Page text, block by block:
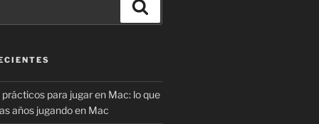
para jugar en Mac: lo que
años jugando en Mac